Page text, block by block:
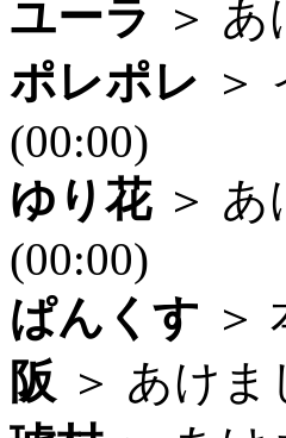
ユーラ ＞
ポレポレ ＞
(00:00)
ゆり花＞ あ
(00:00)
ぱんくす ＞
阪 ＞ あけ